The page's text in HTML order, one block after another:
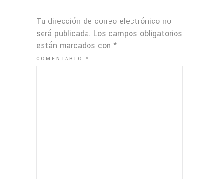
Tu dirección de correo electrónico no
será publicada. Los campos obligatorios
están marcados con *
COMENTARIO*